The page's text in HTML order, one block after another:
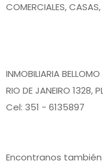
COMERCIALES,
INMOBILIARIA BELLOMO
RIO DE JANEIRO 1328,
Cel: 351 - 6135897
Encontranos